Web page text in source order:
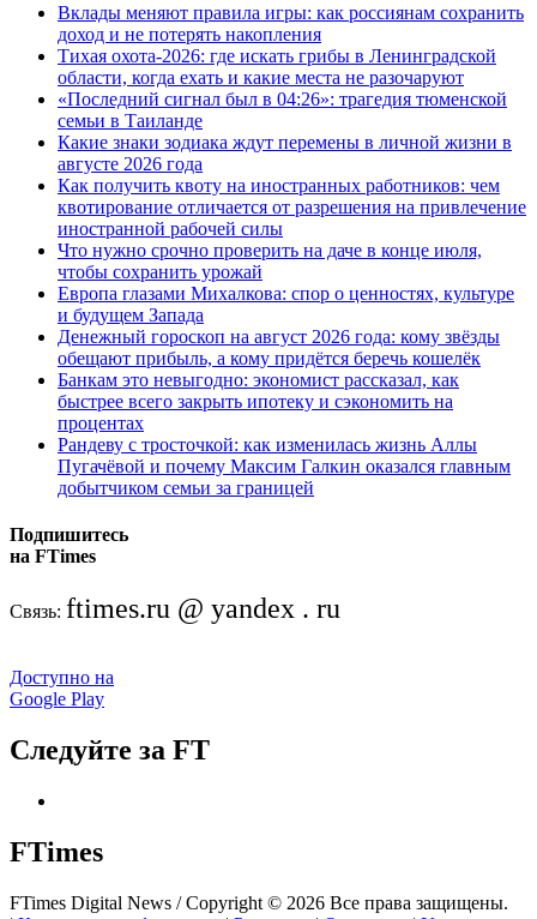
Вклады меняют правила игры: как россиянам сохранить
доход и не потерять накопления
Тихая охота-2026: где искать грибы в Ленинградской
области, когда ехать и какие места не разочаруют
«Последний сигнал был в 04:26»: трагедия тюменской
семьи в Таиланде
Какие знаки зодиака ждут перемены в личной жизни в
августе 2026 года
Как получить квоту на иностранных работников: чем
квотирование отличается от разрешения на привлечение
иностранной рабочей силы
Что нужно срочно проверить на даче в конце июля,
чтобы сохранить урожай
Европа глазами Михалкова: спор о ценностях, культуре
и будущем Запада
Денежный гороскоп на август 2026 года: кому звёзды
обещают прибыль, а кому придётся беречь кошелёк
Банкам это невыгодно: экономист рассказал, как
быстрее всего закрыть ипотеку и сэкономить на
процентах
Рандеву с тросточкой: как изменилась жизнь Аллы
Пугачёвой и почему Максим Галкин оказался главным
добытчиком семьи за границей
Подпишитесь
на FTimes
Связь: ftimes.ru @ yandex . ru
Доступно на
Google Play
Следуйте за FT
FTimes
FTimes Digital News / Copyright © 2026 Все права защищены.